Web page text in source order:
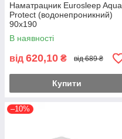
Наматрацник Eurosleep Aqua
Protect (водонепроникний)
90х190
В наявності
від 620,10 ₴ від 689 ₴
Купити
–10%